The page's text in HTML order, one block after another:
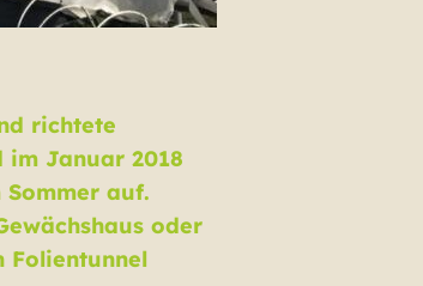
richtete
im Januar 2018
auf.
oder
Folientunnel